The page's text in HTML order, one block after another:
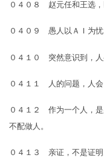
０４０８ 赵元任和王选，
０４０９ 愚人以ＡＩ为忧
０４１０ 突然意识到，人
０４１１ 人的问题，人会
０４１２ 作为一个人，
不配做人。
０４１３ 亲证，不是证明